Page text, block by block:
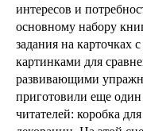
интересов и
основному набору
задания на карточках
картинками для
развивающими
приготовили еще
читателей: коробка